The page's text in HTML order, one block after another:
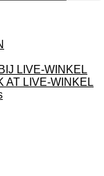
LIVE-WINKEL
AT LIVE-WINKEL